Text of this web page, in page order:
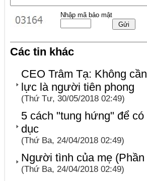
Nhập mã bảo mật
Các tin khác
CEO Trâm Tạ: Không
lực là người tiên phong
(Thứ Tư, 30/05/2018 02:49)
5 cách "tung hứng" để
dục
(Thứ Ba, 24/04/2018 02:49)
Người tình của mẹ
(Thứ Ba, 24/04/2018 02:49)